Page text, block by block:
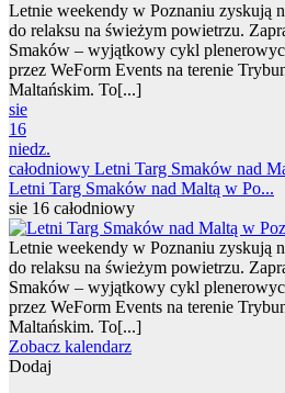
Letnie weekendy w Poznaniu zyskują
do relaksu na świeżym powietrzu.
Smaków – wyjątkowy cykl
przez WeForm Events na terenie
Maltańskim. To[...]
sie
16
niedz.
całodniowy Letni Targ Smaków nad
Letni Targ Smaków nad Maltą w Po...
sie 16 całodniowy
Letnie weekendy w Poznaniu zyskują
do relaksu na świeżym powietrzu.
Smaków – wyjątkowy cykl
przez WeForm Events na terenie
Maltańskim. To[...]
Zobacz kalendarz
Dodaj